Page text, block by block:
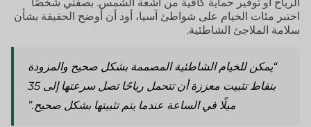
اختبر مئات الخيام على شواطئ آسيا، أود أن أوضح الحقيقة بشأن
سلامة الملاجئ الشاطئية.
“يمكن للخيام الشاطئية المصممة بشكل صحيح والمزودة
بنقاط تثبيت معززة أن تتحمل رياحًا تصل سرعتها إلى 35
ميلًا في الساعة عندما يتم تثبيتها بشكل صحيح.”